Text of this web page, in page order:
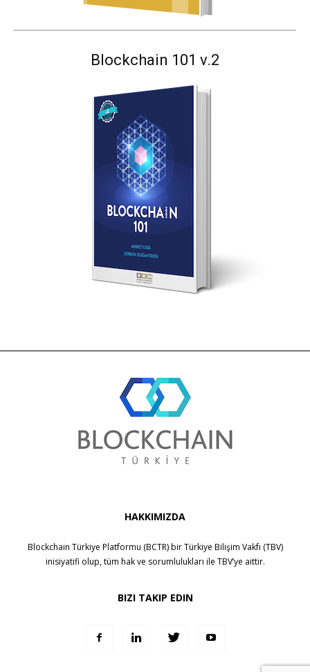
Blockchain 101 v.2
HAKKIMIZDA
Blockchain Türkiye Platformu (BCTR) birTürkiye Bilişim Vakfı (TBV)
inisiyatifi olup, tüm hak ve sorumlulukları ile TBV’ye aittir.
BIZI TAKIP EDIN